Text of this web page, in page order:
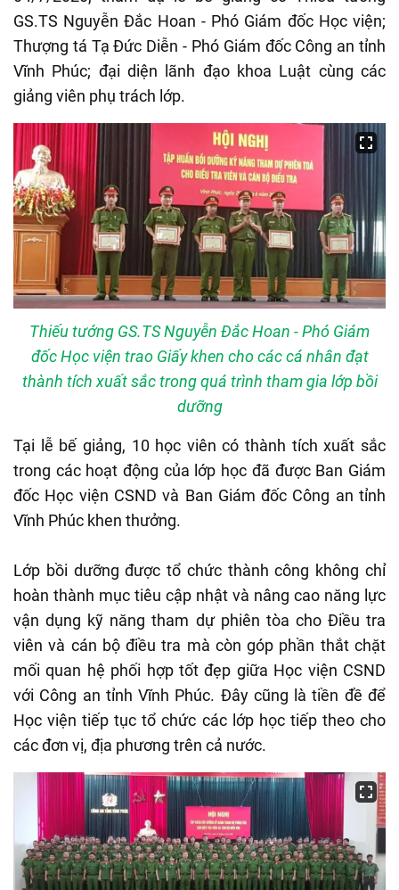
GS.TS Nguyễn Đắc Hoan - Phó Giám đốc Học viện;
Thượng tá Tạ Đức Diễn - Phó Giám đốc Công an tỉnh
Vĩnh Phúc; đại diện lãnh đạo khoa Luật cùng các
giảng viên phụ trách lớp.
Thiếu tướng GS.TS Nguyễn Đắc Hoan - Phó Giám
đốc Học viện trao Giấy khen cho các cá nhân đạt
thành tích xuất sắc trong quá trình tham gia lớp bồi
dưỡng
Tại lễ bế giảng, 10 học viên có thành tích xuất sắc
trong các hoạt động của lớp học đã được Ban Giám
đốc Học viện CSND và Ban Giám đốc Công an tỉnh
Vĩnh Phúc khen thưởng.
Lớp bồi dưỡng được tổ chức thành công không chỉ
hoàn thành mục tiêu cập nhật và nâng cao năng lực
vận dụng kỹ năng tham dự phiên tòa cho Điều tra
viên và cán bộ điều tra mà còn góp phần thắt chặt
mối quan hệ phối hợp tốt đẹp giữa Học viện CSND
với Công an tỉnh Vĩnh Phúc. Đây cũng là tiền đề để
Học viện tiếp tục tổ chức các lớp học tiếp theo cho
các đơn vị, địa phương trên cả nước.